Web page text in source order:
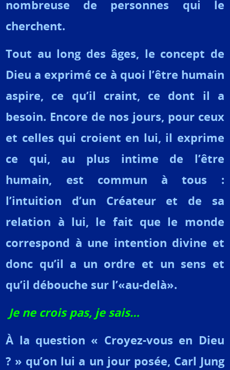
nombreuse de personnes qui le
cherchent.
Tout au long des âges, le concept de
Dieu a exprimé ce à quoi l’être humain
aspire, ce qu’il craint, ce dont il a
besoin. Encore de nos jours, pour ceux
et celles qui croient en lui, il exprime
ce qui, au plus intime de l’être
humain, est commun à tous :
l’intuition d’un Créateur et de sa
relation à lui, le fait que le monde
correspond à une intention divine et
donc qu’il a un ordre et un sens et
qu’il débouche sur l’«au-delà».
Je ne crois pas, je sais…
À la question « Croyez-vous en Dieu
? » qu’on lui a un jour posée, Carl Jung